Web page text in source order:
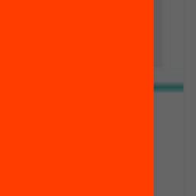
per a l’èxit
de crisi?